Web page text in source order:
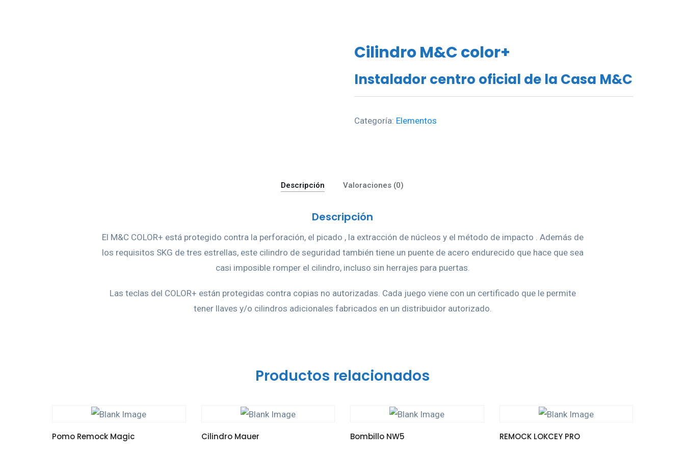
Cilindro M&C color+
Instalador centro oficial de la Casa M&C
Categoría: Elementos
Descripción Valoraciones (0)
Descripción
El M&C COLOR+ está protegido contra la perforación, el picado , la extracción de núcleos y el método de impacto . Además de
los requisitos SKG de tres estrellas, este cilindro de seguridad también tiene un puente de acero endurecido que hace que sea
casi imposible romper el cilindro, incluso sin herrajes para puertas.
Las teclas del COLOR+ están protegidas contra copias no autorizadas. Cada juego viene con un certificado que le permite
tener llaves y/o cilindros adicionales fabricados en un distribuidor autorizado.
Productos relacionados
Pomo Remock Magic Cilindro Mauer Bombillo NW5 REMOCK LOKCEY PRO